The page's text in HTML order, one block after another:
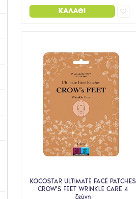
ΚΑΛΆΘΙ
KOCOSTAR ULTIMATE FACE PATCHES
CROW'S FEET WRINKLE CARE 4
ζεύγη